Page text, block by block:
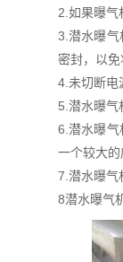
2.如果曝
3.潜水曝气
密封，以
4.未切断电
5.潜水曝气
6.潜水曝气
一个较大
7.潜水曝气
8潜水曝气